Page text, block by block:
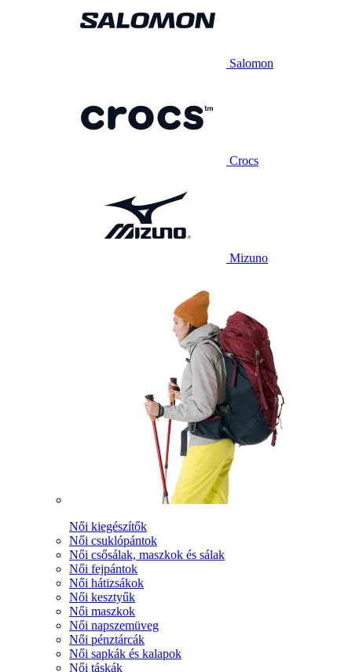
Salomon
Crocs
Mizuno
Női kiegészítők
Női csuklópántok
Női csősálak, maszkok és sálak
Női fejpántok
Női hátizsákok
Női kesztyűk
Női maszkok
Női napszemüveg
Női pénztárcák
Női sapkák és kalapok
Női táskák